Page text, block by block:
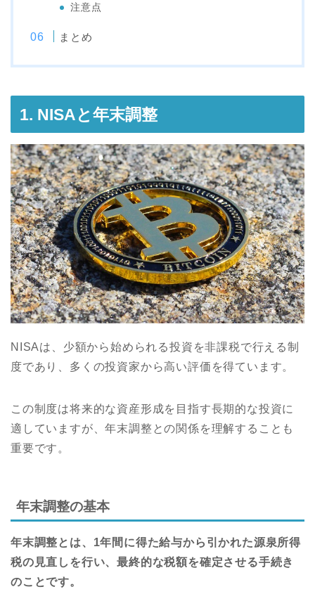
注意点
まとめ
1. NISAと年末調整
NISAは、少額から始められる投資を非課税で行える制
度であり、多くの投資家から高い評価を得ています。
この制度は将来的な資産形成を目指す長期的な投資に
適していますが、年末調整との関係を理解することも
重要です。
年末調整の基本
年末調整とは、1年間に得た給与から引かれた源泉所得
税の見直しを行い、最終的な税額を確定させる手続き
のことです。